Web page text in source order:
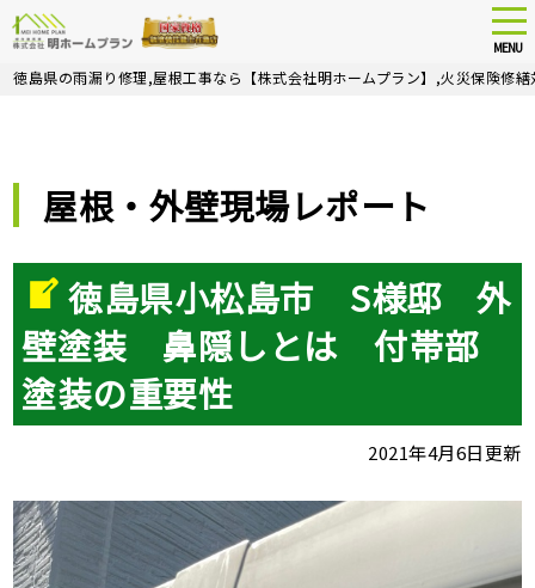
Skip
MENU
徳島県の雨漏り修理,屋根工事なら【株式会社明ホームプラン】,火災保険修繕
屋根・外壁現場レポート
徳島県小松島市 S様邸 外
壁塗装 鼻隠しとは 付帯部
塗装の重要性
2021年4月6日更新